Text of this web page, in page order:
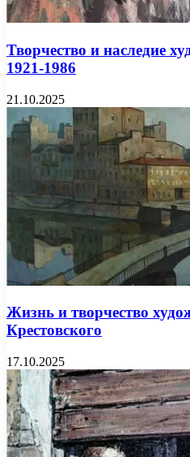
Творчество и наследие
1921-1986
21.10.2025
Жизнь и творчество
Крестовского
17.10.2025